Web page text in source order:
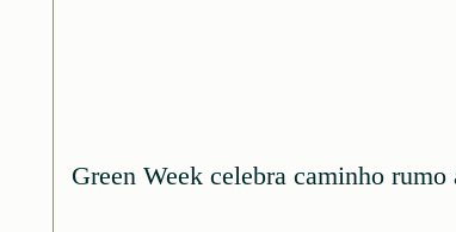
Green Week celebra caminho